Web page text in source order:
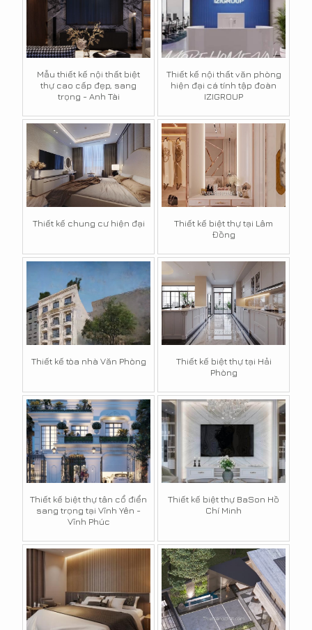
Mẫu thiết kế nội thất biệt
thự cao cấp đẹp, sang
trọng - Anh Tài
Thiết kế nội thất văn phòng
hiện đại cá tính tập đoàn
IZIGROUP
Thiết kế chung cư hiện đại
Thiết kế biệt thự tại Lâm
Đồng
Thiết kế tòa nhà Văn Phòng
Thiết kế biệt thự tại Hải
Phòng
Thiết kế biệt thự tân cổ điển
sang trọng tại Vĩnh Yên -
Vĩnh Phúc
Thiết kế biệt thự BaSon Hồ
Chí Minh